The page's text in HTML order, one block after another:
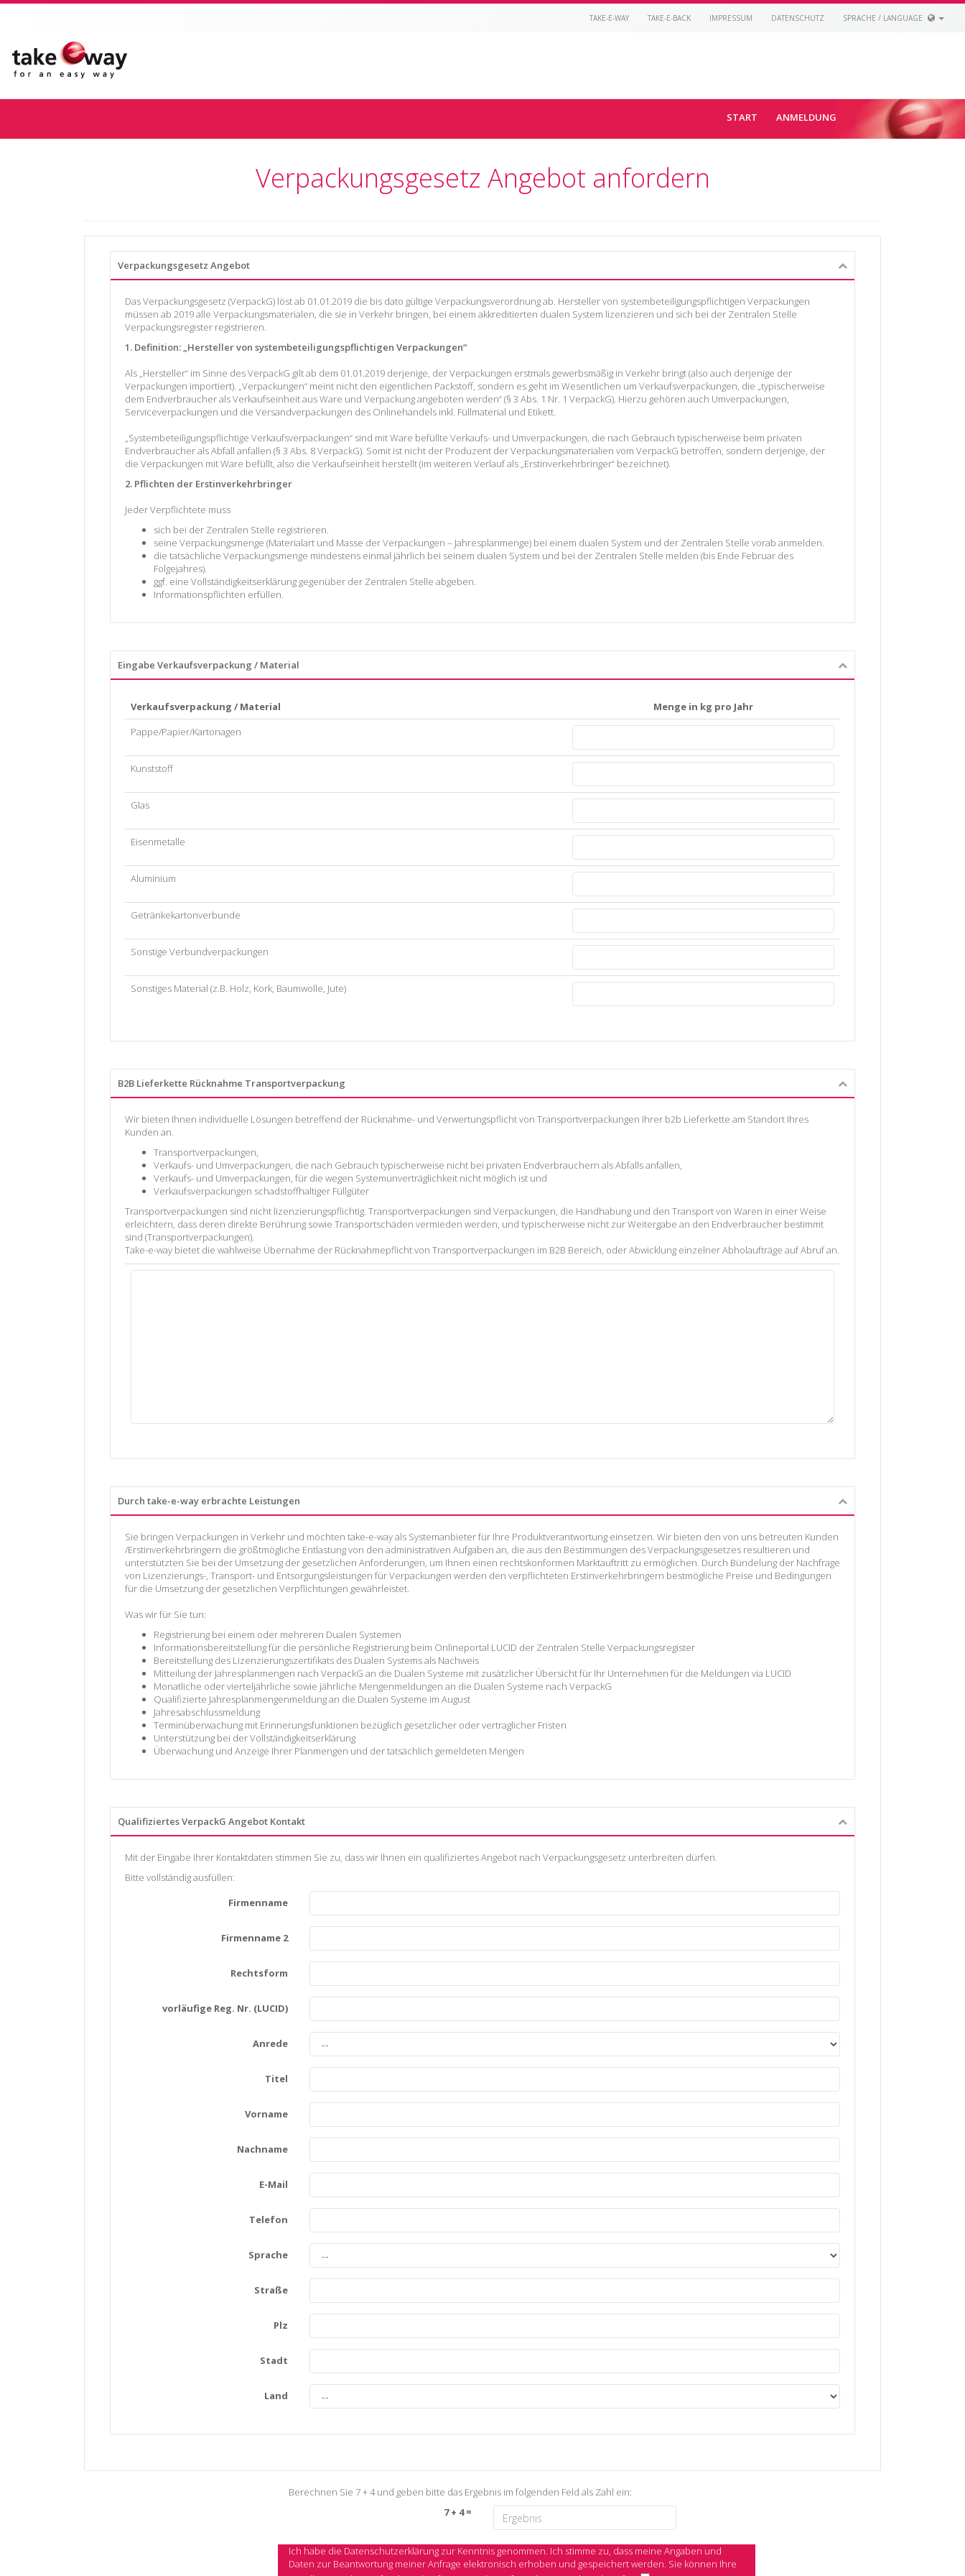
TAKE-E-WAY TAKE-E-BACK IMPRESSUM DATENSCHUTZ SPRACHE / LANGUAGE
START ANMELDUNG
Verpackungsgesetz Angebot anfordern
Verpackungsgesetz Angebot
Das Verpackungsgesetz (VerpackG) löst ab 01.01.2019 die bis dato gültige Verpackungsverordnung ab. Hersteller von systembeteiligungspflichtigen Verpackungen
müssen ab 2019 alle Verpackungsmaterialen, die sie in Verkehr bringen, bei einem akkreditierten dualen System lizenzieren und sich bei der Zentralen Stelle
Verpackungsregister registrieren.
1. Definition: „Hersteller von systembeteiligungspflichtigen Verpackungen“
Als „Hersteller“ im Sinne des VerpackG gilt ab dem 01.01.2019 derjenige, der Verpackungen erstmals gewerbsmäßig in Verkehr bringt (also auch derjenige der
Verpackungen importiert). „Verpackungen“ meint nicht den eigentlichen Packstoff, sondern es geht im Wesentlichen um Verkaufsverpackungen, die „typischerweise
dem Endverbraucher als Verkaufseinheit aus Ware und Verpackung angeboten werden“ (§ 3 Abs. 1 Nr. 1 VerpackG). Hierzu gehören auch Umverpackungen,
Serviceverpackungen und die Versandverpackungen des Onlinehandels inkl. Füllmaterial und Etikett.
„Systembeteiligungspflichtige Verkaufsverpackungen“ sind mit Ware befüllte Verkaufs- und Umverpackungen, die nach Gebrauch typischerweise beim privaten
Endverbraucher als Abfall anfallen (§ 3 Abs. 8 VerpackG). Somit ist nicht der Produzent der Verpackungsmaterialien vom VerpackG betroffen, sondern derjenige, der
die Verpackungen mit Ware befüllt, also die Verkaufseinheit herstellt (im weiteren Verlauf als „Erstinverkehrbringer“ bezeichnet).
2. Pflichten der Erstinverkehrbringer
Jeder Verpflichtete muss
sich bei der Zentralen Stelle registrieren.
seine Verpackungsmenge (Materialart und Masse der Verpackungen – Jahresplanmenge) bei einem dualen System und der Zentralen Stelle vorab anmelden.
die tatsächliche Verpackungsmenge mindestens einmal jährlich bei seinem dualen System und bei der Zentralen Stelle melden (bis Ende Februar des
Folgejahres).
ggf. eine Vollständigkeitserklärung gegenüber der Zentralen Stelle abgeben.
Informationspflichten erfüllen.
Eingabe Verkaufsverpackung / Material
Verkaufsverpackung / Material
Menge in kg pro Jahr
Pappe/Papier/Kartonagen
Kunststoff
Glas
Eisenmetalle
Aluminium
Getränkekartonverbunde
Sonstige Verbundverpackungen
Sonstiges Material (z.B. Holz, Kork, Baumwolle, Jute)
B2B Lieferkette Rücknahme Transportverpackung
Wir bieten Ihnen individuelle Lösungen betreffend der Rücknahme- und Verwertungspflicht von Transportverpackungen Ihrer b2b Lieferkette am Standort Ihres
Kunden an.
Transportverpackungen,
Verkaufs- und Umverpackungen, die nach Gebrauch typischerweise nicht bei privaten Endverbrauchern als Abfalls anfallen,
Verkaufs- und Umverpackungen, für die wegen Systemunverträglichkeit nicht möglich ist und
Verkaufsverpackungen schadstoffhaltiger Füllgüter
Transportverpackungen sind nicht lizenzierungspflichtig. Transportverpackungen sind Verpackungen, die Handhabung und den Transport von Waren in einer Weise
erleichtern, dass deren direkte Berührung sowie Transportschäden vermieden werden, und typischerweise nicht zur Weitergabe an den Endverbraucher bestimmt
sind (Transportverpackungen).
Take-e-way bietet die wahlweise Übernahme der Rücknahmepflicht von Transportverpackungen im B2B Bereich, oder Abwicklung einzelner Abholaufträge auf Abruf an.
Durch take-e-way erbrachte Leistungen
Sie bringen Verpackungen in Verkehr und möchten take-e-way als Systemanbieter für Ihre Produktverantwortung einsetzen. Wir bieten den von uns betreuten Kunden
/Erstinverkehrbringern die größtmögliche Entlastung von den administrativen Aufgaben an, die aus den Bestimmungen des Verpackungsgesetzes resultieren und
unterstützten Sie bei der Umsetzung der gesetzlichen Anforderungen, um Ihnen einen rechtskonformen Marktauftritt zu ermöglichen. Durch Bündelung der Nachfrage
von Lizenzierungs-, Transport- und Entsorgungsleistungen für Verpackungen werden den verpflichteten Erstinverkehrbringern bestmögliche Preise und Bedingungen
für die Umsetzung der gesetzlichen Verpflichtungen gewährleistet.
Was wir für Sie tun:
Registrierung bei einem oder mehreren Dualen Systemen
Informationsbereitstellung für die persönliche Registrierung beim Onlineportal LUCID der Zentralen Stelle Verpackungsregister
Bereitstellung des Lizenzierungszertifikats des Dualen Systems als Nachweis
Mitteilung der Jahresplanmengen nach VerpackG an die Dualen Systeme mit zusätzlicher Übersicht für Ihr Unternehmen für die Meldungen via LUCID
Monatliche oder vierteljährliche sowie jährliche Mengenmeldungen an die Dualen Systeme nach VerpackG
Qualifizierte Jahresplanmengenmeldung an die Dualen Systeme im August
Jahresabschlussmeldung
Terminüberwachung mit Erinnerungsfunktionen bezüglich gesetzlicher oder vertraglicher Fristen
Unterstützung bei der Vollständigkeitserklärung
Überwachung und Anzeige Ihrer Planmengen und der tatsächlich gemeldeten Mengen
Qualifiziertes VerpackG Angebot Kontakt
Mit der Eingabe Ihrer Kontaktdaten stimmen Sie zu, dass wir Ihnen ein qualifiziertes Angebot nach Verpackungsgesetz unterbreiten dürfen.
Bitte vollständig ausfüllen:
Firmenname
Firmenname 2
Rechtsform
vorläufige Reg. Nr. (LUCID)
Anrede
Titel
Vorname
Nachname
E-Mail
Telefon
Sprache
Straße
Plz
Stadt
Land
Berechnen Sie 7 + 4 und geben bitte das Ergebnis im folgenden Feld als Zahl ein:
7 + 4 =
Ich habe die Datenschutzerklärung zur Kenntnis genommen. Ich stimme zu, dass meine Angaben und
Daten zur Beantwortung meiner Anfrage elektronisch erhoben und gespeichert werden. Sie können Ihre